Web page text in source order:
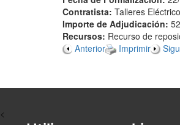
Contratista: Talleres
Importe de Adjudicación:
Recursos: Recurso de
Anterior
Imprimir
<